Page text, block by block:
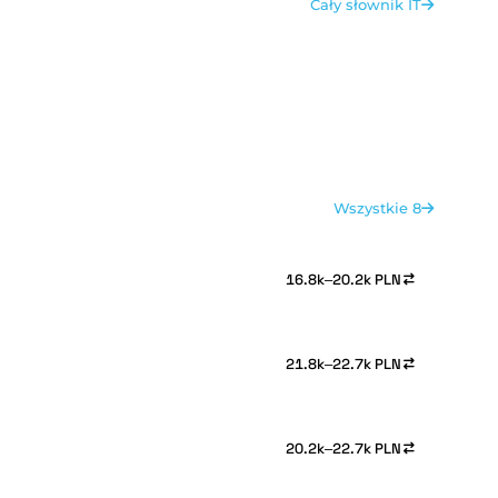
Cały słownik IT
Wszystkie 8
16.8k–20.2k PLN
21.8k–22.7k PLN
20.2k–22.7k PLN